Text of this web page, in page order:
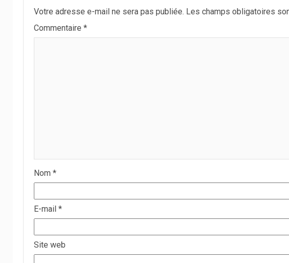
Votre adresse e-mail ne sera pas publiée. Les champs obligatoires
Commentaire *
Nom *
E-mail *
Site web